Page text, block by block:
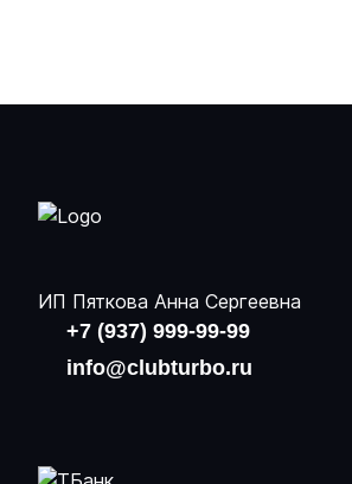
ИП Пяткова Анна Сергеевна
+7 (937) 999-99-99
info@clubturbo.ru